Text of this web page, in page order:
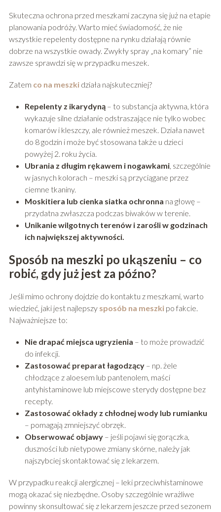
Skuteczna ochrona przed meszkami zaczyna się już na etapie
planowania podróży. Warto mieć świadomość, że nie
wszystkie repelenty dostępne na rynku działają równie
dobrze na wszystkie owady. Zwykły spray „na komary” nie
zawsze sprawdzi się w przypadku meszek.
Zatem co na meszkidziała najskuteczniej?
Repelenty z ikarydyną– to substancja aktywna, która
wykazuje silne działanie odstraszające nie tylko wobec
komarów i kleszczy, ale również meszek. Działa nawet
do 8 godzin i może być stosowana także u dzieci
powyżej 2. roku życia.
Ubrania z długim rękawem i nogawkami, szczególnie
w jasnych kolorach – meszki są przyciągane przez
ciemne tkaniny.
Moskitiera lub cienka siatka ochronna na głowę –
przydatna zwłaszcza podczas biwaków w terenie.
Unikanie wilgotnych terenów i zarośli w godzinach
ich największej aktywności.
Sposób na meszki po ukąszeniu – co
robić, gdy już jest za późno?
Jeśli mimo ochrony dojdzie do kontaktu z meszkami, warto
wiedzieć, jaki jest najlepszy sposób na meszkipo fakcie.
Najważniejsze to:
Nie drapać miejsca ugryzienia – to może prowadzić
do infekcji.
Zastosować preparat łagodzący– np. żele
chłodzące z aloesem lub pantenolem, maści
antyhistaminowe lub miejscowe sterydy dostępne bez
recepty.
Zastosować okłady z chłodnej wody lub rumianku
– pomagają zmniejszyć obrzęk.
Obserwować objawy– jeśli pojawi się gorączka,
duszności lub nietypowe zmiany skórne, należy jak
najszybciej skontaktować się z lekarzem.
W przypadku reakcji alergicznej – leki przeciwhistaminowe
mogą okazać się niezbędne. Osoby szczególnie wrażliwe
powinny skonsultować się z lekarzem jeszcze przed sezonem